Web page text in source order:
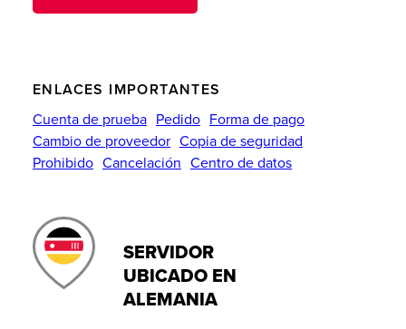
ENLACES IMPORTANTES
Cuenta de prueba Pedido Forma de pago
Cambio de proveedor Copia de seguridad
Prohibido Cancelación Centro de datos
SERVIDOR
UBICADO EN
ALEMANIA